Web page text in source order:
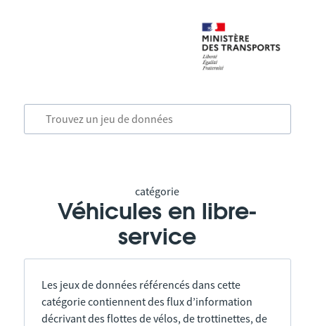
catégorie
Véhicules en libre-
service
Les jeux de données référencés dans cette
catégorie contiennent des flux d’information
décrivant des flottes de vélos, de trottinettes, de